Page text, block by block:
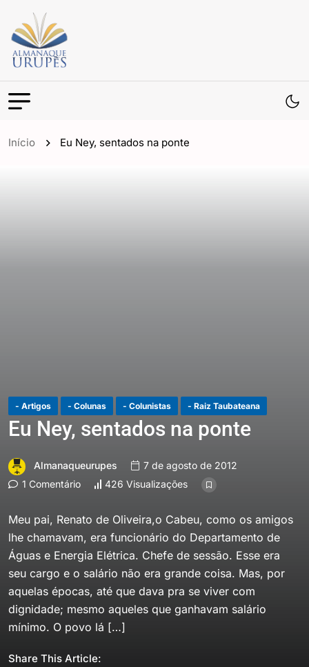
Início Eu Ney, sentados na ponte
- Artigos - Colunas - Colunistas - Raiz Taubateana
Eu Ney, sentados na ponte
Almanaqueurupes
7 de agosto de 2012
1 Comentário
426 Visualizações
Meu pai, Renato de Oliveira,o Cabeu, como os amigos
lhe chamavam, era funcionário do Departamento de
Águas e Energia Elétrica. Chefe de sessão. Esse era
seu cargo e o salário não era grande coisa. Mas, por
aquelas épocas, até que dava pra se viver com
dignidade; mesmo aqueles que ganhavam salário
mínimo. O povo lá […]
Share This Article: